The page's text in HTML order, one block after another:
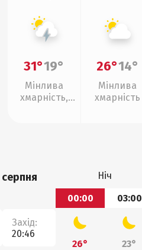
31°19°
Мінлива
хмарність,
26°14°
Мінлива
хмарність
Захід:
20:46
Ніч
00:00
03:00
26° 23°